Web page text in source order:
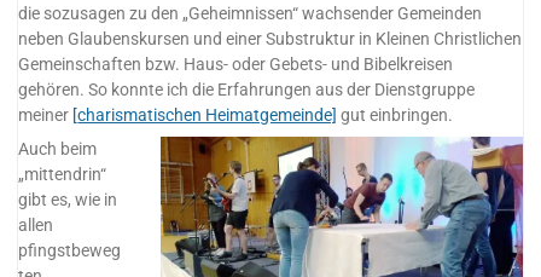
die sozusagen zu den „Geheimnissen“ wachsender Gemeinden
neben Glaubenskursen und einer Substruktur in Kleinen Christlichen
Gemeinschaften bzw. Haus- oder Gebets- und Bibelkreisen
gehören. So konnte ich die Erfahrungen aus der Dienstgruppe
meiner [charismatischen Heimatgemeinde] gut einbringen.
Auch beim
„mittendrin“
gibt es, wie in
allen
pfingstbeweg